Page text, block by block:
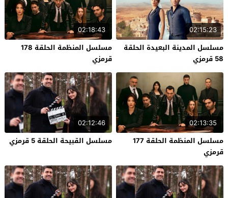
02:15:23
مسلسل المدينة البعيدة الحلقة
58 قرمزي
02:18:43
مسلسل المنظمة الحلقة 178
قرمزي
02:13:35
مسلسل المنظمة الحلقة 177
قرمزي
02:12:46
مسلسل القبيحة الحلقة 5 قرمزي